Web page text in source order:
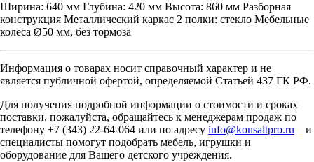
Ширина: 640 мм Глубина: 420 мм Высота: 860 мм Разборная
конструкция Металлический каркас 2 полки: стекло Мебельные
колеса Ø50 мм, без тормоза
Информация о товарах носит справочный характер и не
является публичной офертой, определяемой Статьей 437 ГК РФ.
Для получения подробной информации о стоимости и сроках
поставки, пожалуйста, обращайтесь к менеджерам продаж по
телефону +7 (343) 22-64-064 или по адресу info@konsaltpro.ru – и
специалисты помогут подобрать мебель, игрушки и
оборудование для Вашего детского учреждения.